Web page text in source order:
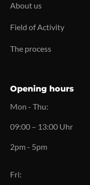
About us
Field of Activity
The process
Opening hours
Mon - Thu:
09:00 – 13:00 Uhr
2pm - 5pm
Fri: